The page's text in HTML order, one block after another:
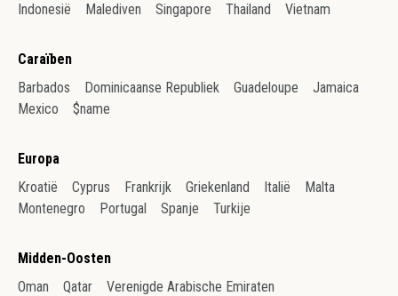
Indonesië
Malediven Singapore Thailand Vietnam
Caraïben
Barbados
Dominicaanse Republiek Guadeloupe
Jamaica
Mexico
$name
Europa
Kroatië
Cyprus Frankrijk Griekenland Italië
Malta
Montenegro
Portugal Spanje Turkije
Midden-Oosten
Oman
Qatar Verenigde Arabische Emiraten